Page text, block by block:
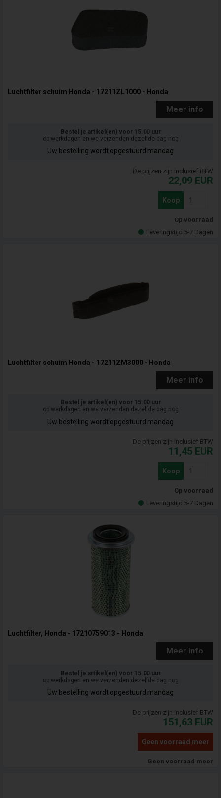
Luchtfilter schuim Honda - 17211ZL1000 - Honda
Meer info
Bestel je artikel(en) voor 15.00 uur
op werkdagen en we verzenden dezelfde dag nog
Uw bestelling wordt opgestuurd mandag
De prijzen zijn inclusief BTW
22,09 EUR
Koop
Op voorraad
Leveringstijd 5-7 Dagen
Luchtfilter schuim Honda - 17211ZM3000 - Honda
Meer info
Bestel je artikel(en) voor 15.00 uur
op werkdagen en we verzenden dezelfde dag nog
Uw bestelling wordt opgestuurd mandag
De prijzen zijn inclusief BTW
11,45 EUR
Koop
Op voorraad
Leveringstijd 5-7 Dagen
Luchtfilter, Honda - 17210759013 - Honda
Meer info
Bestel je artikel(en) voor 15.00 uur
op werkdagen en we verzenden dezelfde dag nog
Uw bestelling wordt opgestuurd mandag
De prijzen zijn inclusief BTW
151,63 EUR
Geen voorraad meer
Geen voorraad meer